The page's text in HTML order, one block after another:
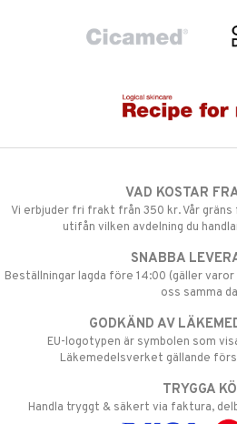
VAD KOSTAR
Vi erbjuder fri frakt från 350 kr. Vår
utifån vilken avdelning du
SNABBA
Beställningar lagda före 14:00 (gäller
oss samma
GODKÄND AV
EU-logotypen är symbolen som
Läkemedelsverket gällande
TRYGGA
Handla tryggt & säkert via faktura,